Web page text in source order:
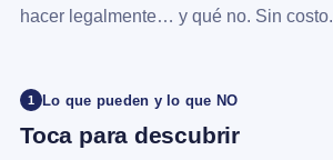
hacer legalmente… y qué no. Sin costo.
1 Lo que pueden y lo que NO
Toca para descubrir